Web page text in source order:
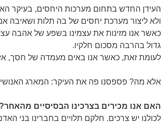
העידן החדש בתחום מערכות היחסים, בעיקר
ולא ליצור מערכת יחסים של בה תלות ושאיבה
כאשר אנו מזינות את עצמינו בשפע של אהבה
גדול בהרבה מסכום חלקיו.
לעומת זאת, כאשר אנו באים מעמדה של חסך,
אלא מה? פספסנו פה את העיקר: המארג האנושי,
האם אנו מכירים בצרכינו הבסיסיים מהאחר?
לכולנו יש צרכים. חלקם תלויים בחברינו בני